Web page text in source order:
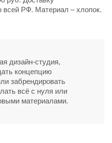
всей РФ. Материал – хлопок.
дизайн-студия,
концепцию
забрендировать
всё с нуля или
материалами.